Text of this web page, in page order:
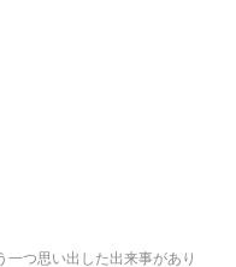
つ思い出した出来事があり